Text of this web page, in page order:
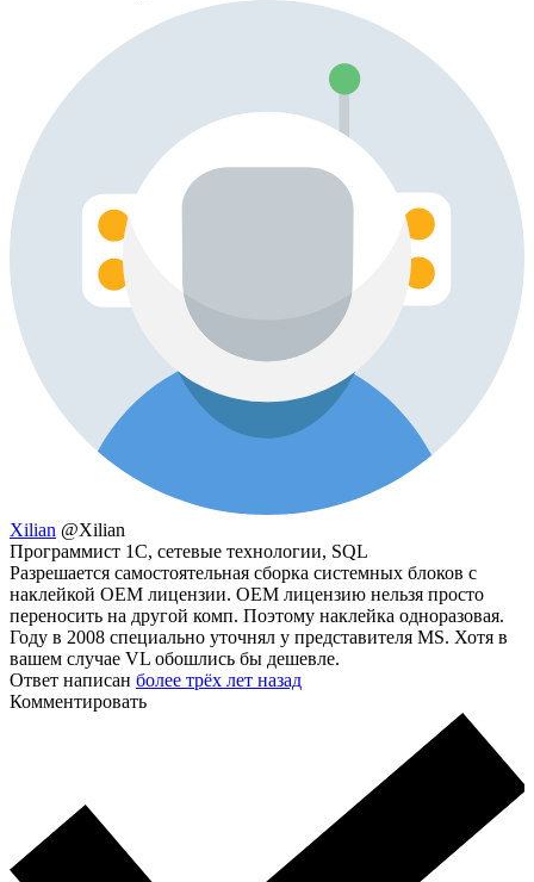
Xilian @Xilian
Программист 1С, сетевые технологии, SQL
Разрешается самостоятельная сборка системных блоков с
наклейкой OEM лицензии. OEM лицензию нельзя просто
переносить на другой комп. Поэтому наклейка одноразовая.
Году в 2008 специально уточнял у представителя MS. Хотя в
вашем случае VL обошлись бы дешевле.
Ответ написан более трёх лет назад
Комментировать